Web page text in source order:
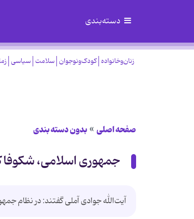
دسته‌بندی
زنان‌وخانواده کودک‌ونوجوان سلامت سیاسی
صفحه اصلی بدون دسته بندی
جمهوری اسلامی، شکوفا
آیت‌الله جوادی آملی گفتند: در نظام